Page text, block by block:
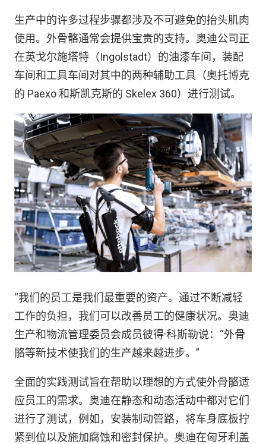
生产中的许多过程步骤都涉及不可避免的抬头肌肉
使用。外骨骼通常会提供宝贵的支持。奥迪公司正
在英戈尔施塔特（Ingolstadt）的油漆车间，装配
车间和工具车间对其中的两种辅助工具（奥托博克
的 Paexo 和斯凯克斯的 Skelex 360）进行测试。
“我们的员工是我们最重要的资产。通过不断减轻
工作的负担，我们可以改善员工的健康状况。奥迪
生产和物流管理委员会成员彼得·科斯勒说：“外骨
骼等新技术使我们的生产越来越进步。”
全面的实践测试旨在帮助以理想的方式使外骨骼适
应员工的需求。奥迪在静态和动态活动中都对它们
进行了测试，例如，安装制动管路，将车身底板拧
紧到位以及施加腐蚀和密封保护。奥迪在匈牙利盖